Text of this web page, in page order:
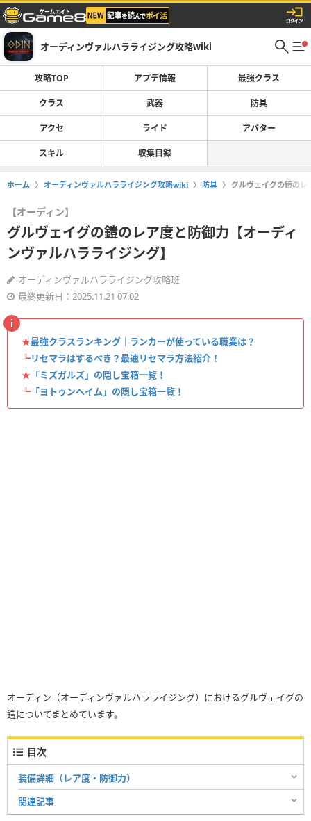
オーディンヴァルハラライジング攻略wiki
攻略TOP アプデ情報 最強クラス
クラス 武器 防具
アクセ ライド アバター
スキル 収集目録
ホーム オーディンヴァルハラライジング攻略wiki 防具 グルヴェイグの鎧のレ
【オーディン】
グルヴェイグの鎧のレア度と防御力【オーディ
ンヴァルハラライジング】
オーディンヴァルハラライジング攻略班
最終更新日：2025.11.21 07:02
★最強クラスランキング｜ランカーが使っている職業は？
┗リセマラはするべき？最速リセマラ方法紹介！
★ 「ミズガルズ」の隠し宝箱一覧！
┗ 「ヨトゥンヘイム」の隠し宝箱一覧！
オーディン（オーディンヴァルハラライジング）におけるグルヴェイグの
鎧についてまとめています。
目次
装備詳細（レア度・防御力）
関連記事